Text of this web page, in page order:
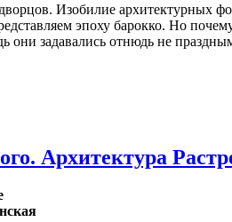
Изобилие архитектурных
эпоху барокко. Но
они задавались отнюдь не
Архитектура